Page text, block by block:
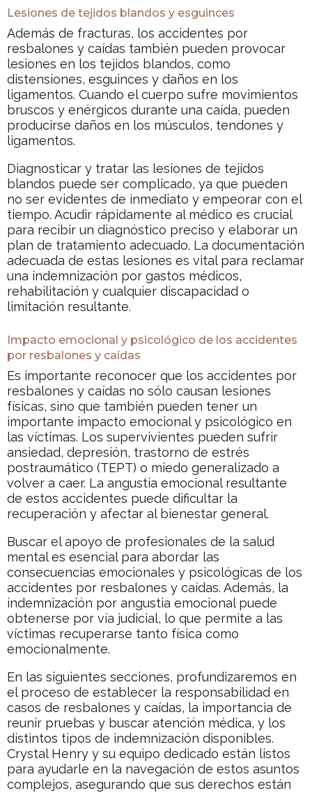
Lesiones de tejidos blandos y esguinces
Además de fracturas, los accidentes por
resbalones y caídas también pueden provocar
lesiones en los tejidos blandos, como
distensiones, esguinces y daños en los
ligamentos. Cuando el cuerpo sufre movimientos
bruscos y enérgicos durante una caída, pueden
producirse daños en los músculos, tendones y
ligamentos.
Diagnosticar y tratar las lesiones de tejidos
blandos puede ser complicado, ya que pueden
no ser evidentes de inmediato y empeorar con el
tiempo. Acudir rápidamente al médico es crucial
para recibir un diagnóstico preciso y elaborar un
plan de tratamiento adecuado. La documentación
adecuada de estas lesiones es vital para reclamar
una indemnización por gastos médicos,
rehabilitación y cualquier discapacidad o
limitación resultante.
Impacto emocional y psicológico de los accidentes
por resbalones y caídas
Es importante reconocer que los accidentes por
resbalones y caídas no sólo causan lesiones
físicas, sino que también pueden tener un
importante impacto emocional y psicológico en
las víctimas. Los supervivientes pueden sufrir
ansiedad, depresión, trastorno de estrés
postraumático (TEPT) o miedo generalizado a
volver a caer. La angustia emocional resultante
de estos accidentes puede dificultar la
recuperación y afectar al bienestar general.
Buscar el apoyo de profesionales de la salud
mental es esencial para abordar las
consecuencias emocionales y psicológicas de los
accidentes por resbalones y caídas. Además, la
indemnización por angustia emocional puede
obtenerse por vía judicial, lo que permite a las
víctimas recuperarse tanto física como
emocionalmente.
En las siguientes secciones, profundizaremos en
el proceso de establecer la responsabilidad en
casos de resbalones y caídas, la importancia de
reunir pruebas y buscar atención médica, y los
distintos tipos de indemnización disponibles.
Crystal Henry y su equipo dedicado están listos
para ayudarle en la navegación de estos asuntos
complejos, asegurando que sus derechos están